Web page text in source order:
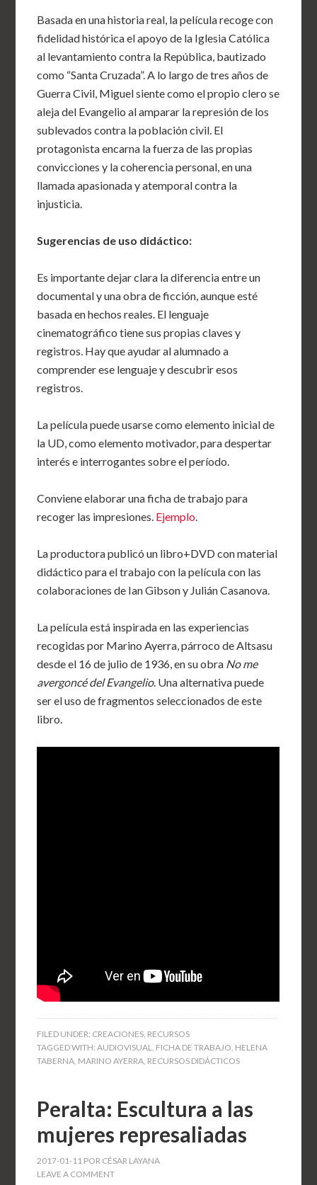
Basada en una historia real, la película recoge con
fidelidad histórica el apoyo de la Iglesia Católica
al levantamiento contra la República, bautizado
como “Santa Cruzada”. A lo largo de tres años de
Guerra Civil, Miguel siente como el propio clero se
aleja del Evangelio al amparar la represión de los
sublevados contra la población civil. El
protagonista encarna la fuerza de las propias
convicciones y la coherencia personal, en una
llamada apasionada y atemporal contra la
injusticia.
Sugerencias de uso didáctico:
Es importante dejar clara la diferencia entre un
documental y una obra de ficción, aunque esté
basada en hechos reales. El lenguaje
cinematográfico tiene sus propias claves y
registros. Hay que ayudar al alumnado a
comprender ese lenguaje y descubrir esos
registros.
La película puede usarse como elemento inicial de
la UD, como elemento motivador, para despertar
interés e interrogantes sobre el período.
Conviene elaborar una ficha de trabajo para
recoger las impresiones. Ejemplo.
La productora publicó un libro+DVD con material
didáctico para el trabajo con la película con las
colaboraciones de Ian Gibson y Julián Casanova.
La película está inspirada en las experiencias
recogidas por Marino Ayerra, párroco de Altsasu
desde el 16 de julio de 1936, en su obra No me
avergoncé del Evangelio. Una alternativa puede
ser el uso de fragmentos seleccionados de este
libro.
FILED UNDER: CREACIONES, RECURSOS
TAGGED WITH:AUDIOVISUAL, FICHA DE TRABAJO, HELENA
TABERNA, MARINO AYERRA, RECURSOS DIDÁCTICOS
Peralta: Escultura a las
mujeres represaliadas
2017-01-11 POR CÉSAR LAYANA
LEAVE A COMMENT